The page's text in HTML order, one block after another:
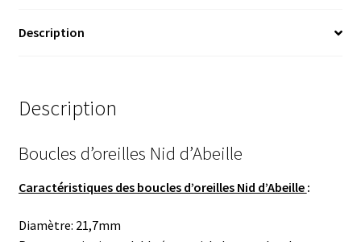
Description
Description
Boucles d’oreilles Nid d’Abeille
Caractéristiques des boucles d’oreilles Nid d’Abeille :
Diamètre: 21,7mm